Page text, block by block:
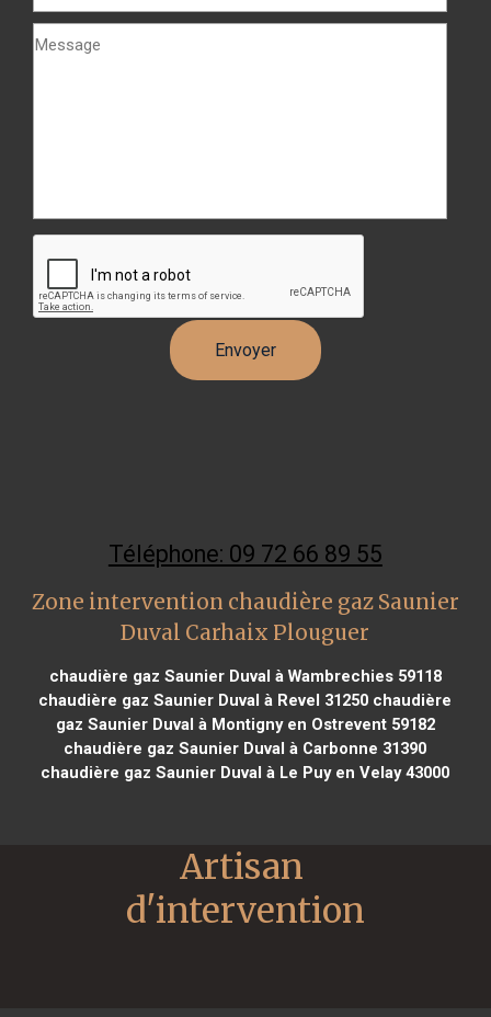
Téléphone: 09 72 66 89 55
Zone intervention chaudière gaz Saunier
Duval Carhaix Plouguer
chaudière gaz Saunier Duval à Wambrechies 59118
chaudière gaz Saunier Duval à Revel 31250 chaudière
gaz Saunier Duval à Montigny en Ostrevent 59182
chaudière gaz Saunier Duval à Carbonne 31390
chaudière gaz Saunier Duval à Le Puy en Velay 43000
Artisan
d'intervention